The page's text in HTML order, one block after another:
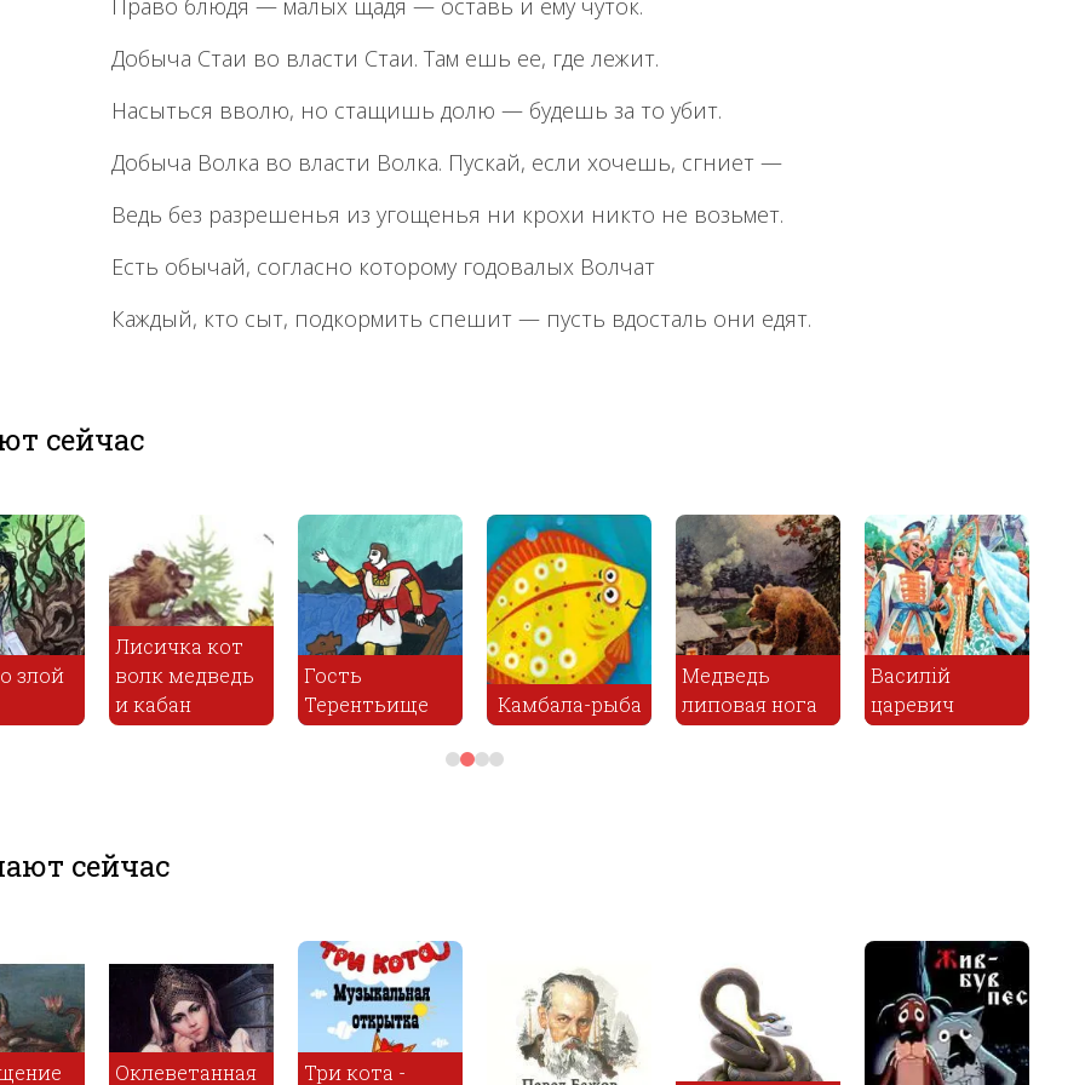
Право блюдя — малых щадя — оставь и ему чуток.
Добыча Стаи во власти Стаи. Там ешь ее, где лежит.
Насыться вволю, но стащишь долю — будешь за то убит.
Добыча Волка во власти Волка. Пускай, если хочешь, сгниет —
Ведь без разрешенья из угощенья ни крохи никто не возьмет.
Есть обычай, согласно которому годовалых Волчат
Каждый, кто сыт, подкормить спешит — пусть вдосталь они едят.
сейчас
Медведь
липовая нога
Василій
царевич
Разборчивая
Невеста
Тряпье Лиса и рак
сейчас
Возвращение Оклеветанная Три кота -